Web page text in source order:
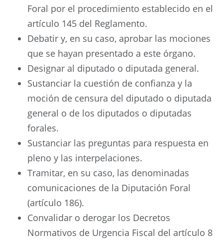
Foral por el procedimiento establecido en el
artículo 145 del Reglamento.
Debatir y, en su caso, aprobar las mociones
que se hayan presentado a este órgano.
Designar al diputado o diputada general.
Sustanciar la cuestión de confianza y la
moción de censura del diputado o diputada
general o de los diputados o diputadas
forales.
Sustanciar las preguntas para respuesta en
pleno y las interpelaciones.
Tramitar, en su caso, las denominadas
comunicaciones de la Diputación Foral
(artículo 186).
Convalidar o derogar los Decretos
Normativos de Urgencia Fiscal del artículo 8